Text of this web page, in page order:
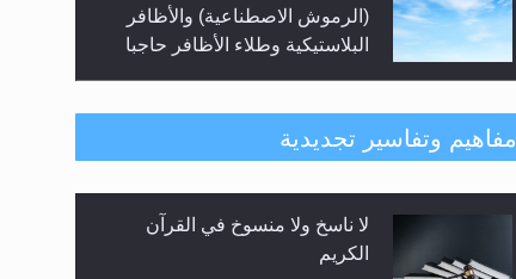
(الرموش الاصطناعية) والأظافر
البلاستيكية وطلاء الأظافر حاجبا
هل يُحسب حول الزكاة وفق السنة
الميلادية أو الهجرية؟
هل يجوز فتح مشروع كوافير نسائي
للمحجبات وغير المحجبات؟
مفاهيم وتفاسير تجديدية
لا ناسخ ولا منسوخ في القرآن
الكريم